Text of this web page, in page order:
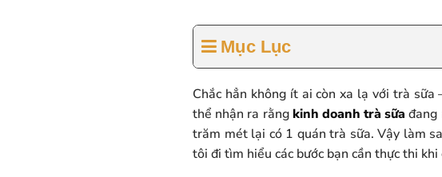
Mục Lục
Chắc hẳn không ít ai còn xa lạ với trà
thể nhận ra rằng kinh doanh trà sữa đang
trăm mét lại có 1 quán trà sữa. Vậy làm
tôi đi tìm hiểu các bước bạn cần thực thi